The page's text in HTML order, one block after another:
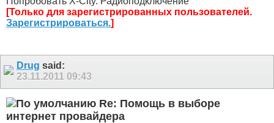
[Только для зарегистрированных пользователей.
Зарегистрироваться.]
Drug said:
23.11.2011 09:43
Re: Помощь в выборе
интернет провайдера